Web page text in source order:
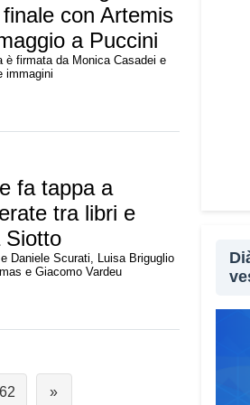
con Artemis
a Puccini
è firmata da Monica Casadei e
immagini
fa tappa a
tra libri e
Siotto
Daniele Scurati, Luisa Briguglio
e Giacomo Vardeu
Pagina
62 »